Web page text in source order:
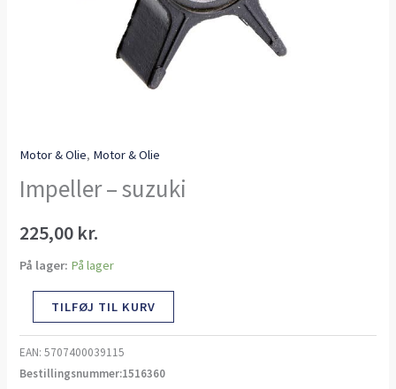
Motor & Olie, Motor & Olie
Impeller – suzuki
225,00 kr.
På lager: På lager
TILFØJ TIL KURV
EAN:5707400039115
Bestillingsnummer:1516360